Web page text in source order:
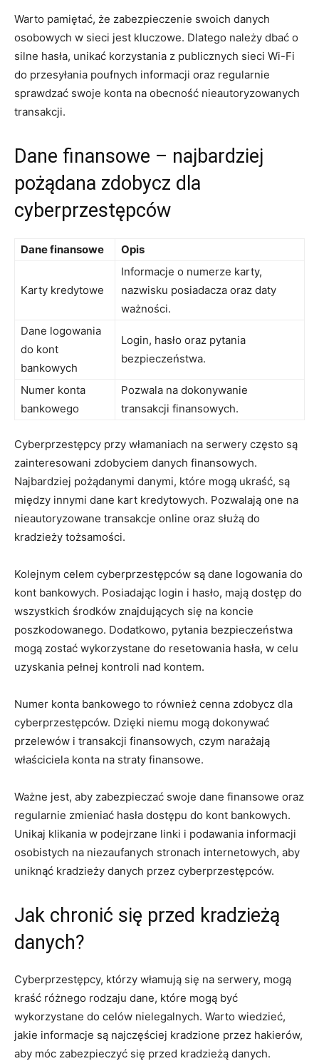
Warto pamiętać, że zabezpieczenie⁤ swoich danych
osobowych⁤ w ​sieci jest kluczowe. Dlatego należy dbać o
silne⁤ hasła, unikać korzystania ​z⁣ publicznych sieci Wi-Fi
do​ przesyłania⁤ poufnych informacji ​oraz‍ regularnie⁤
sprawdzać swoje konta na ⁣obecność ⁣nieautoryzowanych
transakcji.
Dane⁢ finansowe – najbardziej
pożądana zdobycz ​dla
‌cyberprzestępców
Dane finansowe Opis
Karty kredytowe
Informacje ‍o numerze karty,⁢
nazwisku posiadacza​ oraz daty‍
ważności.
Dane⁤ logowania
do ⁣kont
bankowych
Login, hasło oraz pytania
bezpieczeństwa.
Numer konta
bankowego
Pozwala⁢ na dokonywanie
transakcji finansowych.
Cyberprzestępcy przy włamaniach na serwery często są‍
zainteresowani zdobyciem danych finansowych.
Najbardziej pożądanymi danymi, które ⁣mogą ukraść, są
między innymi dane kart kredytowych. Pozwalają⁢ one⁢ na
nieautoryzowane ⁤transakcje online‍ oraz służą do
⁢kradzieży⁣ tożsamości.
Kolejnym ⁤celem cyberprzestępców są dane logowania⁢ do
‌kont ⁢bankowych. ‌Posiadając login i ‍hasło,⁤ mają dostęp do
wszystkich środków znajdujących się na koncie⁢
poszkodowanego. ‍Dodatkowo, ⁣pytania bezpieczeństwa
mogą zostać wykorzystane do‍ resetowania hasła, w celu
uzyskania pełnej kontroli​ nad ​kontem.
Numer konta bankowego to również cenna zdobycz ⁣dla
cyberprzestępców. Dzięki niemu mogą dokonywać‍
przelewów ‍i transakcji finansowych, czym narażają
właściciela konta na straty finansowe.
Ważne ⁢jest, aby zabezpieczać swoje dane ​finansowe oraz
‍regularnie zmieniać hasła dostępu ‍do kont ⁣bankowych.‍
Unikaj klikania ‍w podejrzane⁤ linki i ‍podawania informacji
osobistych na niezaufanych stronach internetowych, aby
uniknąć kradzieży danych przez cyberprzestępców.
Jak ⁤chronić ⁣się przed⁤ kradzieżą​
danych?
Cyberprzestępcy, którzy włamują ​się na serwery, ⁤mogą‍
kraść różnego rodzaju⁢ dane, które ⁤mogą być⁣
wykorzystane ​do celów⁣ nielegalnych. Warto wiedzieć,
jakie informacje są ‍najczęściej ⁤kradzione ‍przez hakierów,
aby móc‌ zabezpieczyć się‍ przed kradzieżą danych.